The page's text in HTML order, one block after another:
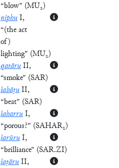
“blow” (MU₂)
niphuI,
“(the act
of)
lighting” (MU₂)
qatāruII,
“smoke” (SAR)
šabāṭuII,
“beat” (SAR)
šaharruI,
“porous?” (SAHAR₂)
šarūruI,
“brilliance” (SAR.ZI)
šaṭāruII,